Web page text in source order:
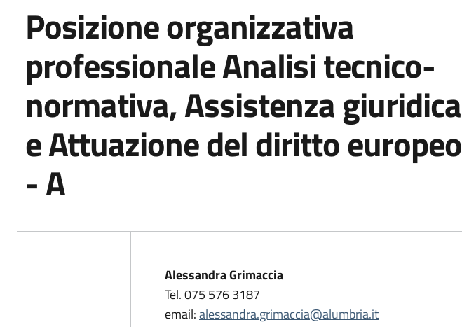
Posizione organizzativa
professionale Analisi tecnico-
normativa, Assistenza giuridica
e Attuazione del diritto europeo
- A
Alessandra Grimaccia
Tel. 075 576 3187
email:alessandra.grimaccia@alumbria.it